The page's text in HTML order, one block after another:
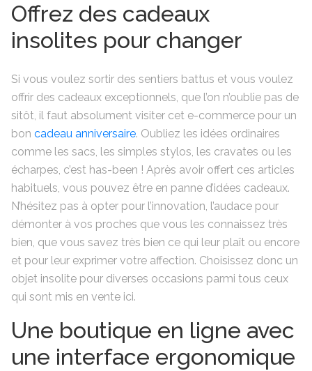
Offrez des cadeaux
insolites pour changer
Si vous voulez sortir des sentiers battus et vous voulez
offrir des cadeaux exceptionnels, que l’on n’oublie pas de
sitôt, il faut absolument visiter cet e-commerce pour un
bon cadeau anniversaire. Oubliez les idées ordinaires
comme les sacs, les simples stylos, les cravates ou les
écharpes, c’est has-been ! Après avoir offert ces articles
habituels, vous pouvez être en panne d’idées cadeaux.
N’hésitez pas à opter pour l’innovation, l’audace pour
démonter à vos proches que vous les connaissez très
bien, que vous savez très bien ce qui leur plaît ou encore
et pour leur exprimer votre affection. Choisissez donc un
objet insolite pour diverses occasions parmi tous ceux
qui sont mis en vente ici.
Une boutique en ligne avec
une interface ergonomique